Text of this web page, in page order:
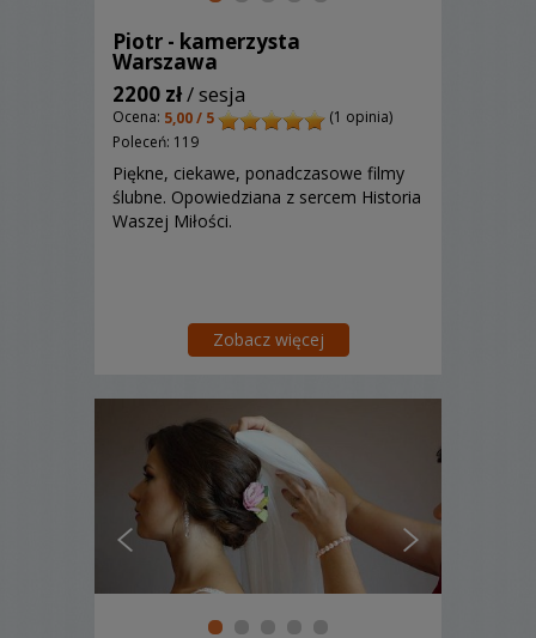
Piotr - kamerzysta
Warszawa
2200 zł/ sesja
Ocena: 5,00 / 5
(1 opinia)
Poleceń: 119
Piękne, ciekawe, ponadczasowe filmy
ślubne. Opowiedziana z sercem Historia
Waszej Miłości.
Zobacz więcej